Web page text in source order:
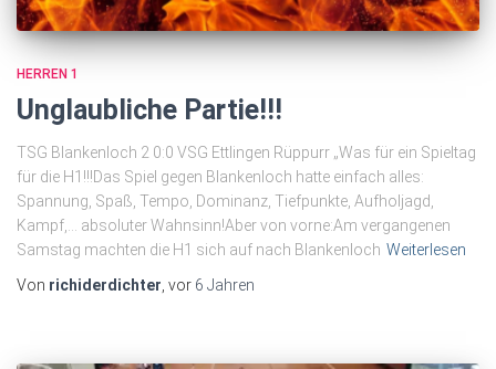
HERREN 1
Unglaubliche Partie!!!
TSG Blankenloch 2 0:0 VSG Ettlingen Rüppurr „Was für ein Spieltag
für die H1!!!Das Spiel gegen Blankenloch hatte einfach alles:
Spannung, Spaß, Tempo, Dominanz, Tiefpunkte, Aufholjagd,
Kampf,… absoluter Wahnsinn!Aber von vorne:Am vergangenen
Samstag machten die H1 sich auf nach Blankenloch Weiterlesen
Von richiderdichter, vor 6 Jahren